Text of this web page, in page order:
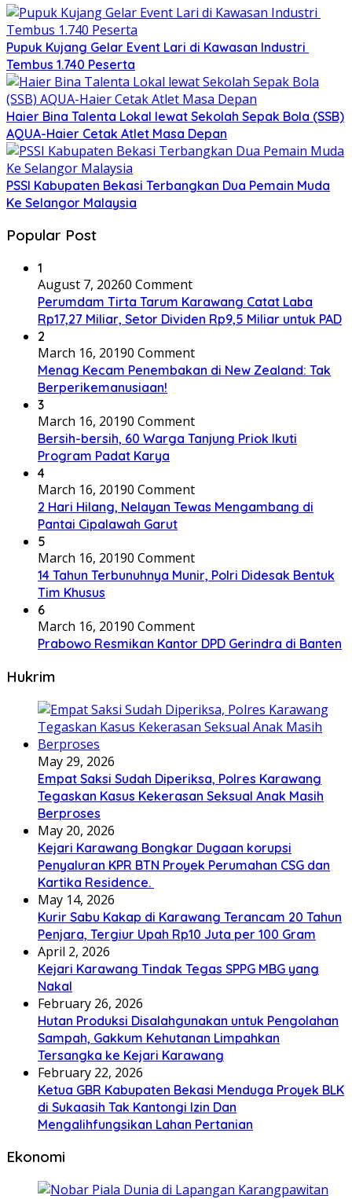
Pupuk Kujang Gelar Event Lari di Kawasan Industri
Tembus 1.740 Peserta
Haier Bina Talenta Lokal lewat Sekolah Sepak Bola (SSB)
AQUA-Haier Cetak Atlet Masa Depan
PSSI Kabupaten Bekasi Terbangkan Dua Pemain Muda
Ke Selangor Malaysia
Popular Post
1
August 7, 20260 Comment
Perumdam Tirta Tarum Karawang Catat Laba
Rp17,27 Miliar, Setor Dividen Rp9,5 Miliar untuk PAD
2
March 16, 20190 Comment
Menag Kecam Penembakan di New Zealand: Tak
Berperikemanusiaan!
3
March 16, 20190 Comment
Bersih-bersih, 60 Warga Tanjung Priok Ikuti
Program Padat Karya
4
March 16, 20190 Comment
2 Hari Hilang, Nelayan Tewas Mengambang di
Pantai Cipalawah Garut
5
March 16, 20190 Comment
14 Tahun Terbunuhnya Munir, Polri Didesak Bentuk
Tim Khusus
6
March 16, 20190 Comment
Prabowo Resmikan Kantor DPD Gerindra di Banten
Hukrim
May 29, 2026
Empat Saksi Sudah Diperiksa, Polres Karawang
Tegaskan Kasus Kekerasan Seksual Anak Masih
Berproses
May 20, 2026
Kejari Karawang Bongkar Dugaan korupsi
Penyaluran KPR BTN Proyek Perumahan CSG dan
Kartika Residence.
May 14, 2026
Kurir Sabu Kakap di Karawang Terancam 20 Tahun
Penjara, Tergiur Upah Rp10 Juta per 100 Gram
April 2, 2026
Kejari Karawang Tindak Tegas SPPG MBG yang
Nakal
February 26, 2026
Hutan Produksi Disalahgunakan untuk Pengolahan
Sampah, Gakkum Kehutanan Limpahkan
Tersangka ke Kejari Karawang
February 22, 2026
Ketua GBR Kabupaten Bekasi Menduga Proyek BLK
di Sukaasih Tak Kantongi Izin Dan
Mengalihfungsikan Lahan Pertanian
Ekonomi